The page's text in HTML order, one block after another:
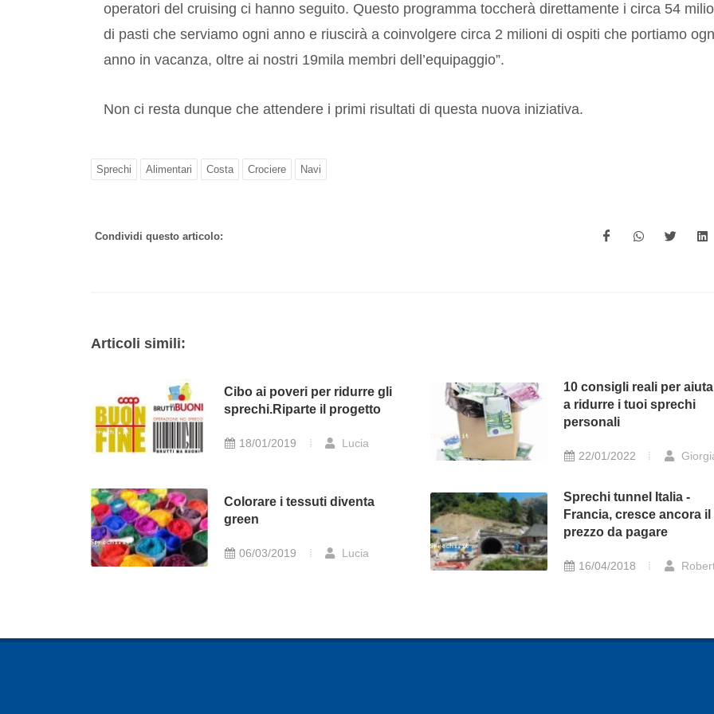
operatori del cruising ci hanno seguito. Questo programma toccherà direttamente i circa 54
di pasti che serviamo ogni anno e riuscirà a coinvolgere circa 2 milioni di ospiti che portiamo
anno in vacanza, oltre ai nostri 19mila membri dell’equipaggio”.
Non ci resta dunque che attendere i primi risultati di questa nuova iniziativa.
Sprechi Alimentari Costa Crociere Navi
Condividi questo articolo:
Articoli simili:
Cibo ai poveri per ridurre gli
sprechi.Riparte il progetto
18/01/2019 Lucia
10 consigli reali per
a ridurre i tuoi sprechi
personali
22/01/2022
Colorare i tessuti diventa
green
06/03/2019 Lucia
Sprechi tunnel Italia -
Francia, cresce ancora il
prezzo da pagare
16/04/2018